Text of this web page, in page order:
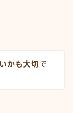
かも大切で